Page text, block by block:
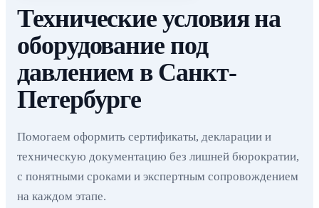
Технические условия на
оборудование под
давлением в Санкт-
Петербурге
Помогаем оформить сертификаты, декларации и
техническую документацию без лишней бюрократии,
с понятными сроками и экспертным сопровождением
на каждом этапе.